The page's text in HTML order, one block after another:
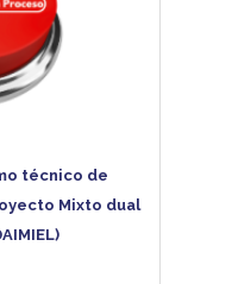
técnico de
Mixto dual